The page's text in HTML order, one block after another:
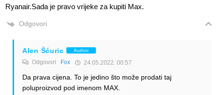
Ryanair.Sada je pravo vrijeke za kupiti Max.
Odgovori
Alen Šćuric Author
Odgovori Fox 24.05.2022. 00:57
Da prava cijena. To je jedino što može prodati taj
poluproizvod pod imenom MAX.